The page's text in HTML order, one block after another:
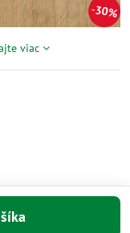
30%
viac